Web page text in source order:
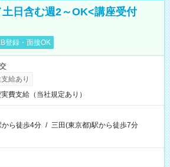
日含む週2～OK<講座受付
登録・面接OK
給あり
費支給（当社規定あり）
から徒歩4分 / 三田(東京都)駅から徒歩7分